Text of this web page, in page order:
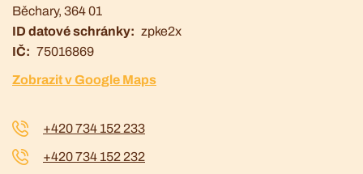
Běchary, 364 01
ID datové schránky
zpke2x
IČ
75016869
Zobrazit v Google Maps
+420 734 152 233
+420 734 152 232